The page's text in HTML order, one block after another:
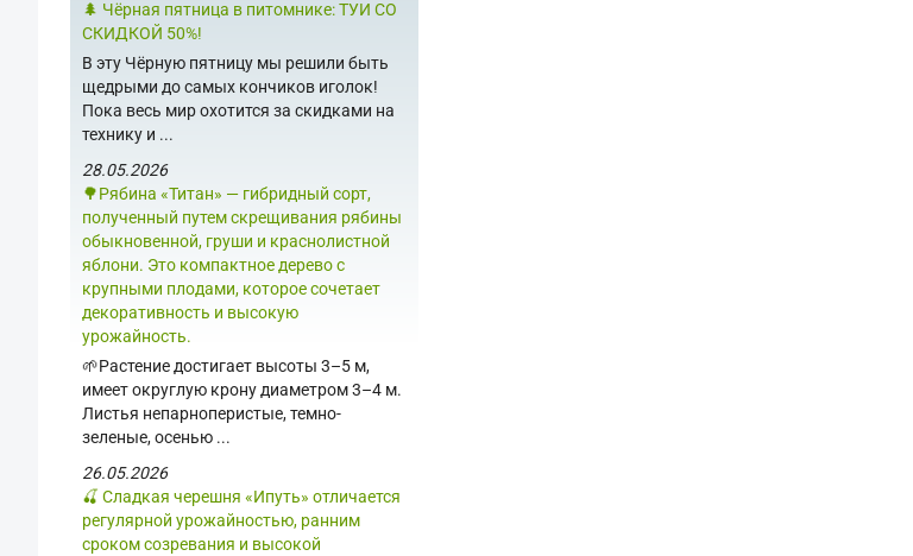
🌲 Чёрная пятница в питомнике: ТУИ СО
СКИДКОЙ 50%!
В эту Чёрную пятницу мы решили быть
щедрыми до самых кончиков иголок!
Пока весь мир охотится за скидками на
технику и ...
28.05.2026
🌳Рябина «Титан» — гибридный сорт,
полученный путем скрещивания рябины
обыкновенной, груши и краснолистной
яблони. Это компактное дерево с
крупными плодами, которое сочетает
декоративность и высокую
урожайность.
🌱Растение достигает высоты 3–5 м,
имеет округлую крону диаметром 3–4 м.
Листья непарноперистые, темно-
зеленые, осенью ...
26.05.2026
🍒 Сладкая черешня «Ипуть» отличается
регулярной урожайностью, ранним
сроком созревания и высокой